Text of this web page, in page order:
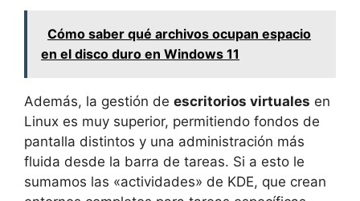
Cómo saber qué archivos ocupan espacio
en el disco duro en Windows 11
Además, la gestión de escritorios virtuales en
Linux es muy superior, permitiendo fondos de
pantalla distintos y una administración más
fluida desde la barra de tareas. Si a esto le
sumamos las «actividades» de KDE, que crean